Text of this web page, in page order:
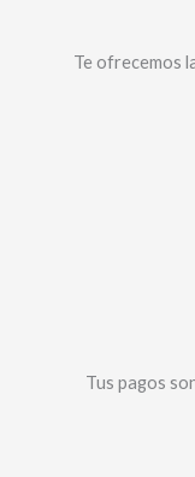
Te ofrecemos
Tus pagos